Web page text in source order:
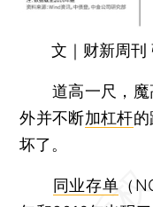
文｜财新周刊
道高一尺，魔
外并不断加杠杆的
坏了。
同业存单 （